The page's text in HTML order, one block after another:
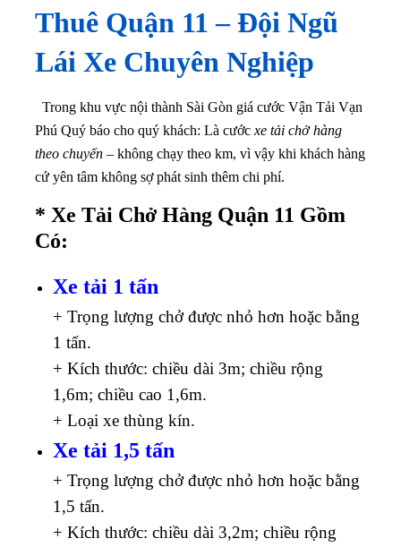
Thuê Quận 11 – Đội Ngũ
Lái Xe Chuyên Nghiệp
Trong khu vực nội thành Sài Gòn giá cước Vận Tải Vạn
Phú Quý báo cho quý khách: Là cước xe tải chở hàng
theo chuyến – không chạy theo km, vì vậy khi khách hàng
cứ yên tâm không sợ phát sinh thêm chi phí.
* Xe Tải Chở Hàng Quận 11 Gồm
Có:
Xe tải 1 tấn
+ Trọng lượng chở được nhỏ hơn hoặc bằng
1 tấn.
+ Kích thước: chiều dài 3m; chiều rộng
1,6m; chiều cao 1,6m.
+ Loại xe thùng kín.
Xe tải 1,5 tấn
+ Trọng lượng chở được nhỏ hơn hoặc bằng
1,5 tấn.
+ Kích thước: chiều dài 3,2m; chiều rộng